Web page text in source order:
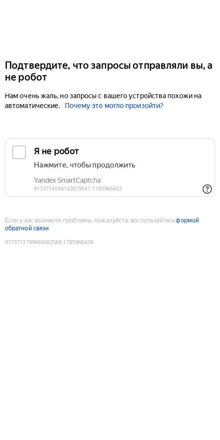
Подтвердите, что запросы отправляли вы, а
не робот
Нам очень жаль, но запросы с вашего устройства похожи на
автоматические.
Почему это могло произойти?
Если у вас возникли проблемы, пожалуйста, воспользуйтесьформой
обратной связи
9173713799665682569:1785966429